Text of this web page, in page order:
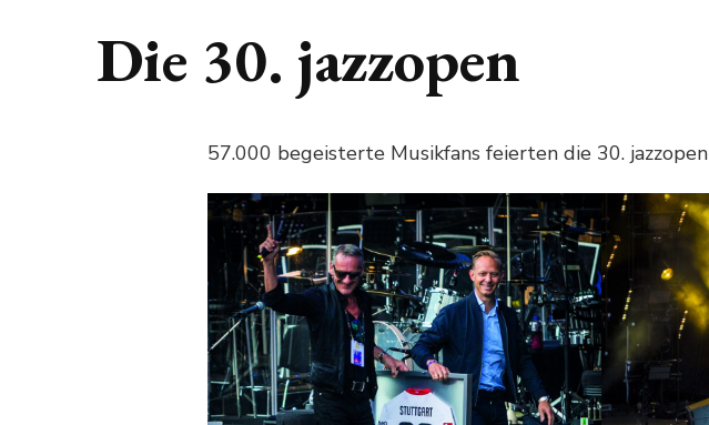
Die 30. jazzopen
57.000 begeisterte Musikfans feierten die 30. jazzopen